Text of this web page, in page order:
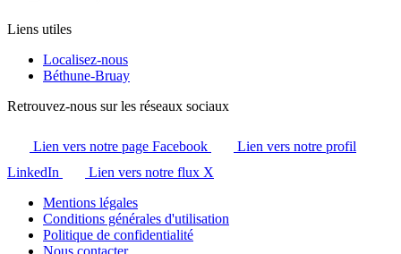
Liens utiles
Localisez-nous
Béthune-Bruay
Retrouvez-nous sur les réseaux sociaux
Lien vers notre page Facebook
Lien vers notre profil
LinkedIn
Lien vers notre flux X
Mentions légales
Conditions générales d'utilisation
Politique de confidentialité
Nous contacter